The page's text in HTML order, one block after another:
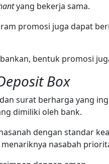
yang bekerja sama.
promosi juga dapat
bentuk promosi
Box
surat berharga yang
dimiliki oleh bank.
dengan standar
nasabah